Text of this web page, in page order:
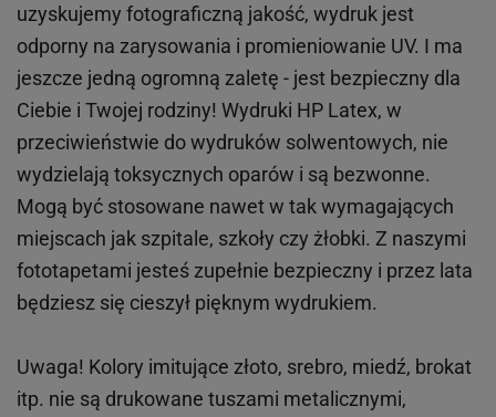
uzyskujemy fotograficzną jakość, wydruk jest
odporny na zarysowania i promieniowanie UV. I ma
jeszcze jedną ogromną zaletę - jest bezpieczny dla
Ciebie i Twojej rodziny! Wydruki HP Latex, w
przeciwieństwie do wydruków solwentowych, nie
wydzielają toksycznych oparów i są bezwonne.
Mogą być stosowane nawet w tak wymagających
miejscach jak szpitale, szkoły czy żłobki. Z naszymi
fototapetami jesteś zupełnie bezpieczny i przez lata
będziesz się cieszył pięknym wydrukiem.
Uwaga! Kolory imitujące złoto, srebro, miedź, brokat
itp. nie są drukowane tuszami metalicznymi,